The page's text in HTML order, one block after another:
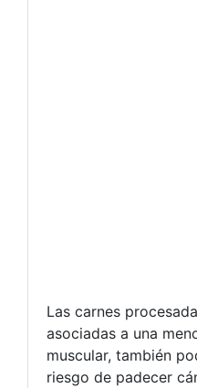
Las carnes
asociadas a una
muscular, también
riesgo de padecer